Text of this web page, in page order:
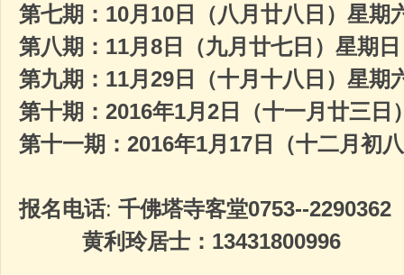
第七期： 10月 10 日（八月廿八日）星期
第八期： 11月 8 日（九月廿七日）星期日
第九期： 11月 29 日（十月十八日）星期
第十期： 2016年1月 2 日（十一月廿三日
第十一期： 2016年1月 17 日（十二月初
报名电话: 千佛塔寺客堂0753--
黄利玲居士： 13431800996